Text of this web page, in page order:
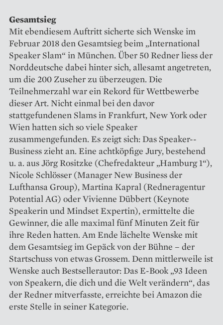
Gesamtsieg
Mit ebendiesem Auftritt sicherte sich Wenske im
Februar 2018 den Gesamtsieg beim „International
Speaker Slam“ in München. Über 50 Redner liess der
Norddeutsche dabei hinter sich, allesamt angetreten,
um die 200 Zuseher zu überzeugen. Die
Teilnehmerzahl war ein Rekord für Wettbewerbe
dieser Art. Nicht einmal bei den davor
stattgefundenen Slams in Frankfurt, New York oder
Wien hatten sich so viele Speaker
zusammengefunden. Es zeigt sich: Das Speaker-­
Business zieht an. Eine achtköpfige Jury, bestehend
u. a. aus Jörg Rositzke (Chefredakteur „Hamburg 1“),
Nicole Schlösser (Manager New Business der
Lufthansa Group), Martina Kapral (Redneragentur
Potential AG) oder Vivienne Dübbert (Keynote
Speakerin und Mindset Expertin), ermittelte die
Gewinner, die alle maximal fünf Minuten Zeit für
ihre Reden hatten. Am Ende lächelte Wenske mit
dem Gesamtsieg im Gepäck von der Bühne – der
Startschuss von etwas Grossem. Denn mittlerweile ist
Wenske auch Bestsellerautor: Das E-Book „93 Ideen
von Speakern, die dich und die Welt verändern“, das
der Redner mitverfasste, erreichte bei Amazon die
erste Stelle in seiner Kategorie.